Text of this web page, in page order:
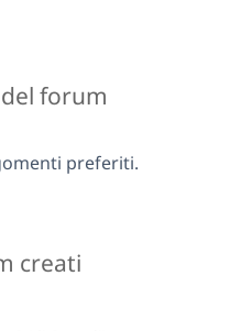
forum
preferiti.
creati